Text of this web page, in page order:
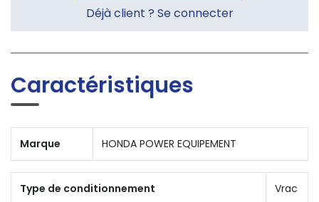
Déjà client ? Se connecter
Caractéristiques
Marque HONDA POWER EQUIPEMENT
Type de conditionnement Vrac